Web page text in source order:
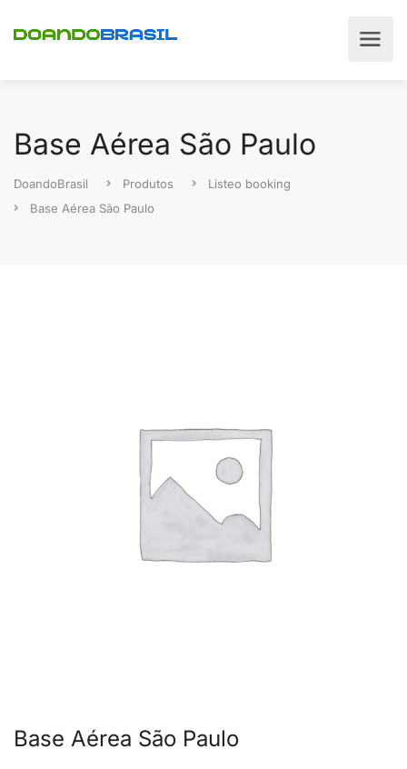
Base Aérea São Paulo
DoandoBrasil Produtos
Listeo booking
Base Aérea São Paulo
Base Aérea São Paulo